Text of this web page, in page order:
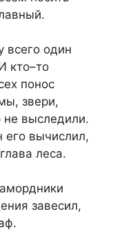
всего один
кто–то
понос
звери,
не выследили.
вычислил,
леса.
завесил,